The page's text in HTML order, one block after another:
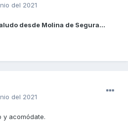
del 2021
desde Molina de Segura...
del 2021
y acomódate.